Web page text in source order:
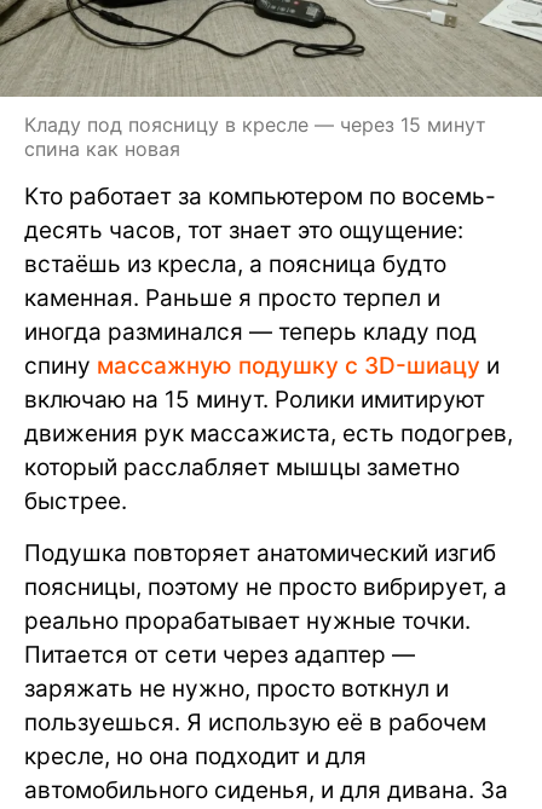
Кладу под поясницу в кресле — через 15 минут
спина как новая
Кто работает за компьютером по восемь-
десять часов, тот знает это ощущение:
встаёшь из кресла, а поясница будто
каменная. Раньше я просто терпел и
иногда разминался — теперь кладу под
спину массажную подушку с 3D-шиацу и
включаю на 15 минут. Ролики имитируют
движения рук массажиста, есть подогрев,
который расслабляет мышцы заметно
быстрее.
Подушка повторяет анатомический изгиб
поясницы, поэтому не просто вибрирует, а
реально прорабатывает нужные точки.
Питается от сети через адаптер —
заряжать не нужно, просто воткнул и
пользуешься. Я использую её в рабочем
кресле, но она подходит и для
автомобильного сиденья, и для дивана. За